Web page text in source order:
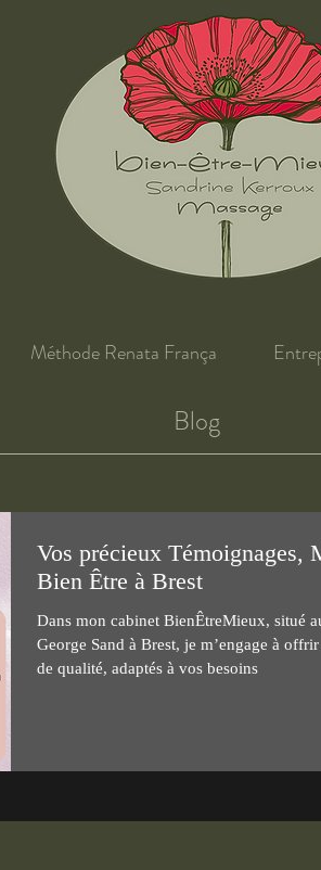
Blog
Vos précieux Témoignages,
Bien Être à Brest
Dans mon cabinet BienÊtreMieux, situé au 7 rue
George Sand à Brest, je m’engage à offrir
de qualité, adaptés à vos besoins
Méthode Renata França